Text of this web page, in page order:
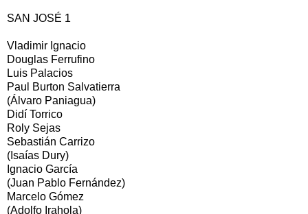
SAN JOSÉ 1
Vladimir Ignacio
Douglas Ferrufino
Luis Palacios
Paul Burton Salvatierra
(Álvaro Paniagua)
Didí Torrico
Roly Sejas
Sebastián Carrizo
(Isaías Dury)
Ignacio García
(Juan Pablo Fernández)
Marcelo Gómez
(Adolfo Irahola)